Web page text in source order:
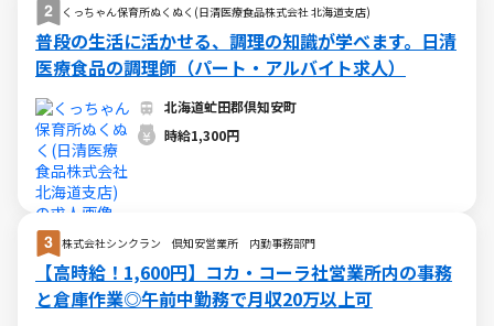
くっちゃん保育所ぬくぬく(日清医療食品株式会社 北海道支店)
普段の生活に活かせる、調理の知識が学べます。日清
医療食品の調理師（パート・アルバイト求人）
北海道虻田郡倶知安町
時給1,300円
株式会社シンクラン 倶知安営業所 内勤事務部門
【高時給！1,600円】コカ・コーラ社営業所内の事務
と倉庫作業◎午前中勤務で月収20万以上可